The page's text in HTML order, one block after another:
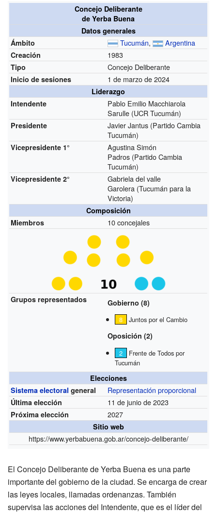
Concejo Deliberante
de Yerba Buena
Datos generales
Ámbito
Tucumán, Argentina
Creación 1983
Tipo Concejo Deliberante
Inicio de sesiones 1 de marzo de 2024
Liderazgo
Intendente
Pablo Emilio Macchiarola
Sarulle (UCR Tucumán)
Presidente
Javier Jantus (Partido Cambia
Tucumán)
Vicepresidente 1°
Agustina Simón
Padros (Partido Cambia
Tucumán)
Vicepresidente 2°
Gabriela del valle
Garolera (Tucumán para la
Victoria)
Composición
Miembros
10 concejales
Grupos representados Gobierno (8)
8 Juntos por el Cambio
Oposición (2)
2
Frente de Todos por
Tucumán
Elecciones
Sistema electoral general Representación proporcional
Última elección 11 de junio de 2023
Próxima elección 2027
Sitio web
https://www.yerbabuena.gob.ar/concejo-deliberante/
El Concejo Deliberante de Yerba Buena es una parte
importante del gobierno de la ciudad. Se encarga de crear
las leyes locales, llamadas ordenanzas. También
supervisa las acciones del Intendente, que es el líder del